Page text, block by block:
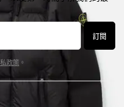
訂閱
政策 。